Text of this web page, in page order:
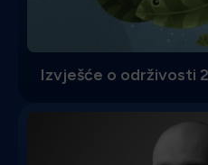
Izvješće o održivosti